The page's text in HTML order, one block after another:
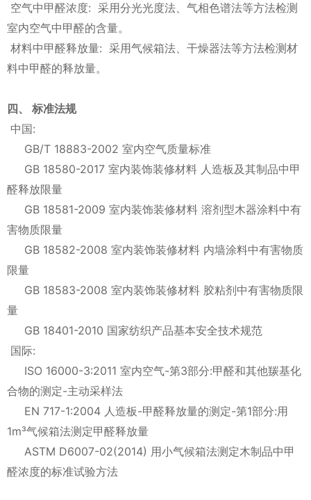
空气中甲醛浓度: 采用分光光度法、气相色谱法等方法检测
室内空气中甲醛的含量。
材料中甲醛释放量: 采用气候箱法、干燥器法等方法检测材
料中甲醛的释放量。
四、 标准法规
中国:
GB/T 18883-2002 室内空气质量标准
GB 18580-2017 室内装饰装修材料 人造板及其制品中甲
醛释放限量
GB 18581-2009 室内装饰装修材料 溶剂型木器涂料中有
害物质限量
GB 18582-2008 室内装饰装修材料 内墙涂料中有害物质
限量
GB 18583-2008 室内装饰装修材料 胶粘剂中有害物质限
量
GB 18401-2010 国家纺织产品基本安全技术规范
国际:
ISO 16000-3:2011 室内空气-第3部分:甲醛和其他羰基化
合物的测定-主动采样法
EN 717-1:2004 人造板-甲醛释放量的测定-第1部分:用
1m³气候箱法测定甲醛释放量
ASTM D6007-02(2014) 用小气候箱法测定木制品中甲
醛浓度的标准试验方法